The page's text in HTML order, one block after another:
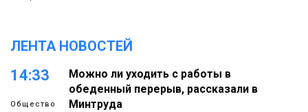
ЛЕНТА НОВОСТЕЙ
14:33
Общество
Можно ли уходить с работы в
обеденный перерыв, рассказали в
Минтруда